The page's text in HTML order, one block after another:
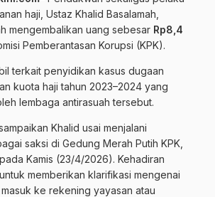
haji, Ustaz Khalid Basalamah,
mengembalikan uang sebesar Rp8,4
Pemberantasan Korupsi (KPK).
terkait penyidikan kasus dugaan
kuota haji tahun 2023–2024 yang
lembaga antirasuah tersebut.
Khalid usai menjalani
saksi di Gedung Merah Putih KPK,
Kamis (23/4/2026). Kehadiran
memberikan klarifikasi mengenai
ke rekening yayasan atau